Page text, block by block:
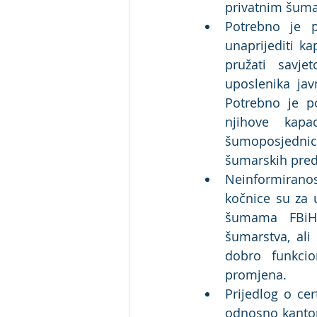
privatnim
Potrebno je
unaprijediti
pružati
uposlenika
Potrebno je
njihove
šumarskih
kočnice su za
šumama
šumarstva,
dobro
promjena.
Prijedlog o
odnosno